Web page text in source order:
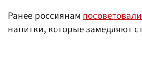
Ранее россиянам
напитки, которые замедляют